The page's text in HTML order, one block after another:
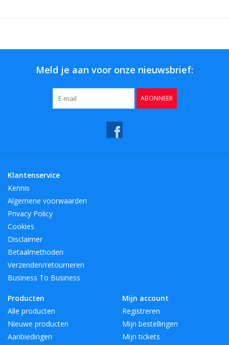
Meld je aan voor onze nieuwsbrief:
ABONNEER
Klantenservice
Kennis
Algemene voorwaarden
Privacy Policy
Cookies
Disclaimer
Betaalmethoden
Verzenden/retourneren
Business To Business
Producten
Alle producten
Nieuwe producten
Aanbiedingen
Mijn account
Registreren
Mijn bestellingen
Mijn tickets